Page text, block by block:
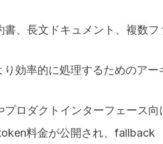
、長文ドキュメント、複数フ
効率的に処理するためのアー
ロダクトインターフェース向
料金が公開され、fallback